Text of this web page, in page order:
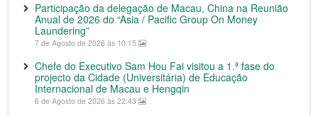
Participação da delegação de Macau, China na Reunião
Anual de 2026 do “Asia / Pacific Group On Money
Laundering”
7 de Agosto de 2026 às 10:15
Chefe do Executivo Sam Hou Fai visitou a 1.ª fase do
projecto da Cidade (Universitária) de Educação
Internacional de Macau e Hengqin
6 de Agosto de 2026 às 22:43